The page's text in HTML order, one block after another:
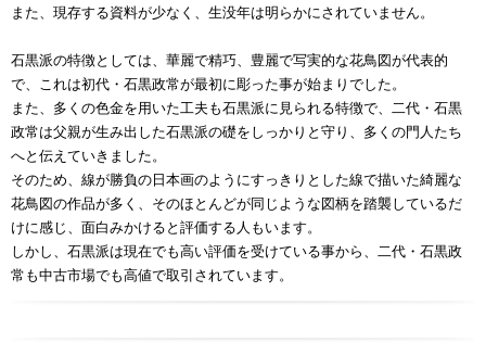
また、現存する資料が少なく、生没年は明らかにされていません。
石黒派の特徴としては、華麗で精巧、豊麗で写実的な花鳥図が代表的
で、これは初代・石黒政常が最初に彫った事が始まりでした。
また、多くの色金を用いた工夫も石黒派に見られる特徴で、二代・石黒
政常は父親が生み出した石黒派の礎をしっかりと守り、多くの門人たち
へと伝えていきました。
そのため、線が勝負の日本画のようにすっきりとした線で描いた綺麗な
花鳥図の作品が多く、そのほとんどが同じような図柄を踏襲しているだ
けに感じ、面白みかけると評価する人もいます。
しかし、石黒派は現在でも高い評価を受けている事から、二代・石黒政
常も中古市場でも高値で取引されています。